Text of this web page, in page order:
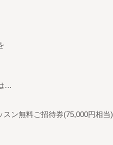
…
ン無料ご招待券(75,000円相当)